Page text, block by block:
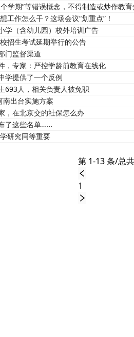
学期”等错误概念，不得制造或炒作教
工作怎么干？这场会议“划重点”！
学（含幼儿园）校外培训广告
招生考试延期举行的公告
门监督渠道
，专家：严控学龄前教育在线化
学提供了一个反例
693人，相关负责人被免职
南出台实施方案
，在北京交的社保怎么办
了这些名单……
研究同等重要
第 1-13 条/总
1